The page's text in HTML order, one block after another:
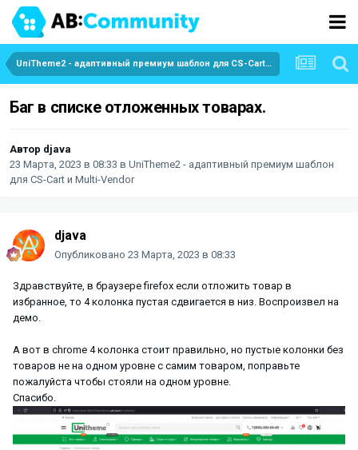
UniTheme2 - адаптивный премиум шаблон для CS-Cart и Multi-Vendor
Баг в списке отложенных товарах.
Автор djava
23 Марта, 2023 в 08:33 в UniTheme2 - адаптивный премиум шаблон
для CS-Cart и Multi-Vendor
djava
Опубликовано 23 Марта, 2023 в 08:33
Здравствуйте, в браузере firefox если отложить товар в
избранное, то 4 колонка пустая сдвигается в низ. Воспроизвел на
демо.
А вот в chrome 4 колонка стоит правильно, но пустые колонки без
товаров не на одном уровне с самим товаром, поправьте
пожалуйста чтобы стояли на одном уровне.
Спасибо.